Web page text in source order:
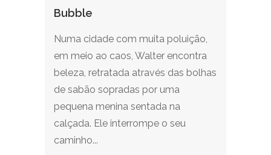
Bubble
Numa cidade com muita poluição,
em meio ao caos, Walter encontra
beleza, retratada através das bolhas
de sabão sopradas por uma
pequena menina sentada na
calçada. Ele interrompe o seu
caminho...